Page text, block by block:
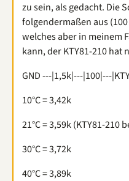
zu sein, als gedacht. Die
folgendermaßen aus
welches aber in meinem
kann, der KTY81-210 hat
GND ---|1,5k|---|100|---
10°C = 3,42k
21°C = 3,59k (KTY81-210
30°C = 3,72k
40°C = 3,89k